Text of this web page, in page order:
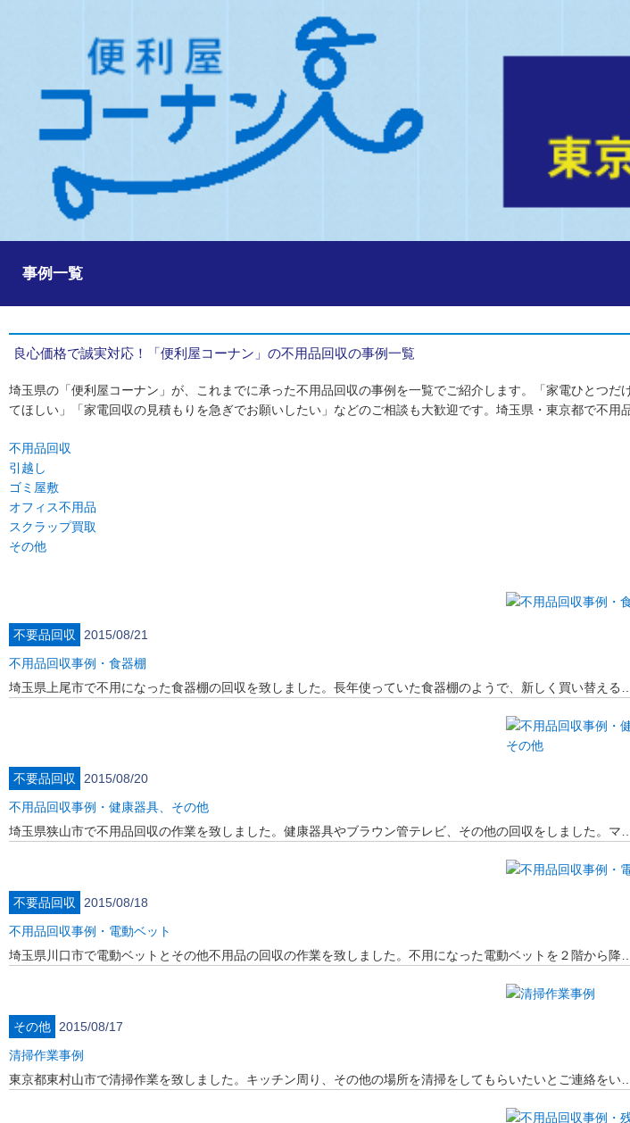
事例一覧
良心価格で誠実対応！「便利屋コーナン」の不用品回収の事例一覧
埼玉県の「便利屋コーナン」が、これまでに承った不用品回収の事例を一覧でご紹介します。「家電ひとつ
てほしい」「家電回収の見積もりを急ぎでお願いしたい」などのご相談も大歓迎です。埼玉県・東京都で不用
不用品回収
引越し
ゴミ屋敷
オフィス不用品
スクラップ買取
その他
不要品回収
2015/08/21
不用品回収事例・食器棚
埼玉県上尾市で不用になった食器棚の回収を致しました。長年使っていた食器棚のようで、新しく買い替える
不要品回収
2015/08/20
不用品回収事例・健康器具、その他
埼玉県狭山市で不用品回収の作業を致しました。健康器具やブラウン管テレビ、その他の回収をしました。マ
不要品回収
2015/08/18
不用品回収事例・電動ベット
埼玉県川口市で電動ベットとその他不用品の回収の作業を致しました。不用になった電動ベットを２階から降
その他 2015/08/17
清掃作業事例
東京都東村山市で清掃作業を致しました。キッチン周り、その他の場所を清掃をしてもらいたいとご連絡をい